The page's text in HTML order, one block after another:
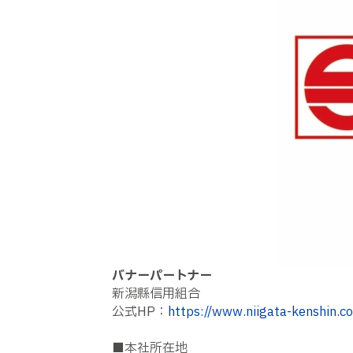
バナーパートナー
新潟縣信用組合
公式HP： https://www.niigata-
■本社所在地